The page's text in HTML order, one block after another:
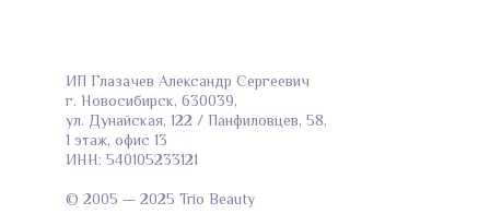
ИП Глазачев Александр Сергеевич
г. Новосибирск, 630039,
ул. Дунайская, 122 / Панфиловцев, 58,
1 этаж, офис 13
ИНН: 540105233121
© 2005 — 2025 Trio Beauty